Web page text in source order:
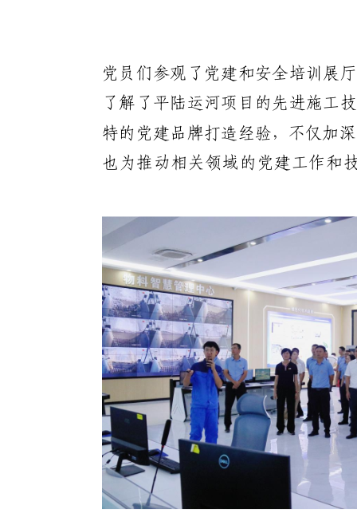
党员们参观了党建和安全培训展
了解了平陆运河项目的先进施工
特的党建品牌打造经验，不仅加
也为推动相关领域的党建工作和